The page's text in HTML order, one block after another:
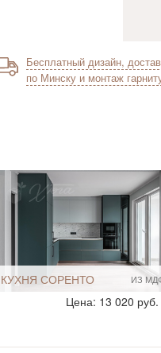
Бесплатный дизайн,
по Минску и монтаж
ИЗ
КУХНЯ СОРЕНТО
Современный
10-12 кв.м
Цена: 13 020 руб.